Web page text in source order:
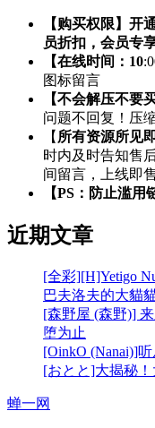
【购买权限】开
员折扣，会员专
【在线时间：10
图标留言
【不会解压不要
问题不回复！压
【 所有资源所见
时内及时告知售
间留言，上线即售
【PS：防止滥用
近期文章
[全彩][H]Yetigo
巴夫洛夫的大貓
[森野屋 (森野)]
堕为止
[OinkO (Nanai)]
[おとと]大揭秘
蝉一网